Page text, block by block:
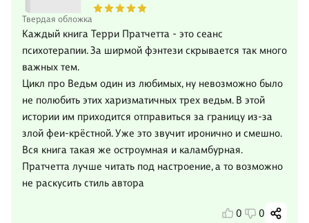
Твердая обложка
Каждый книга Терри Пратчетта - это сеанс
психотерапии. За ширмой фэнтези скрывается так много
важных тем.
Цикл про Ведьм один из любимых, ну невозможно было
не полюбить этих харизматичных трех ведьм. В этой
истории им приходится отправиться за границу из-за
злой феи-крёстной. Уже это звучит иронично и смешно.
Вся книга такая же остроумная и каламбурная.
Пратчетта лучше читать под настроение, а то возможно
не раскусить стиль автора
0 0